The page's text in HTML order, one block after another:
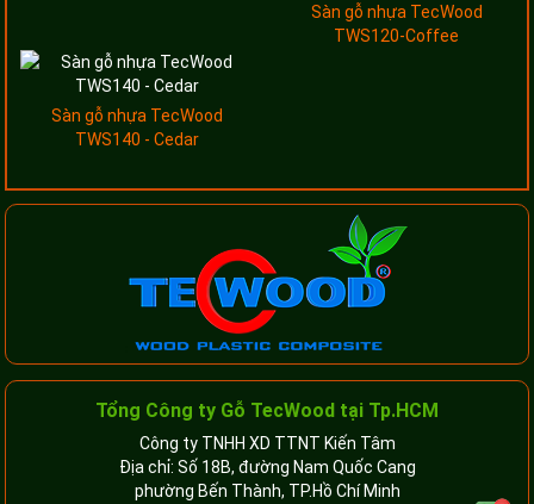
Sàn gỗ nhựa TecWood
TWS120-Coffee
Sàn gỗ nhựa TecWood
TWS140 - Cedar
Tổng Công ty Gỗ TecWood tại Tp.HCM
Công ty TNHH XD TTNT Kiến Tâm
Địa chỉ: Số 18B, đường Nam Quốc Cang
phường Bến Thành, TP.Hồ Chí Minh